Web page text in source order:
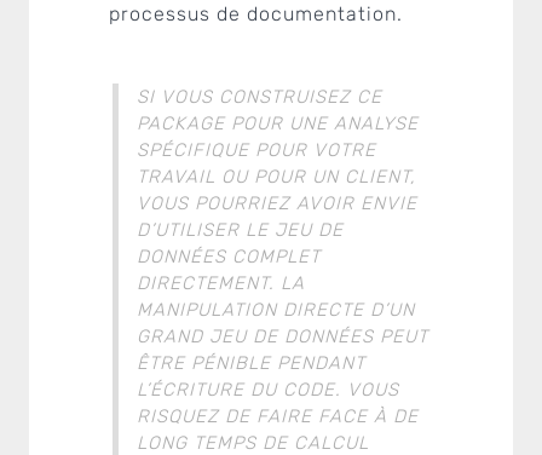
processus de documentation.
SI VOUS CONSTRUISEZ CE
PACKAGE POUR UNE ANALYSE
SPÉCIFIQUE POUR VOTRE
TRAVAIL OU POUR UN CLIENT,
VOUS POURRIEZ AVOIR ENVIE
D’UTILISER LE JEU DE
DONNÉES COMPLET
DIRECTEMENT. LA
MANIPULATION DIRECTE D’UN
GRAND JEU DE DONNÉES PEUT
ÊTRE PÉNIBLE PENDANT
L’ÉCRITURE DU CODE. VOUS
RISQUEZ DE FAIRE FACE À DE
LONG TEMPS DE CALCUL